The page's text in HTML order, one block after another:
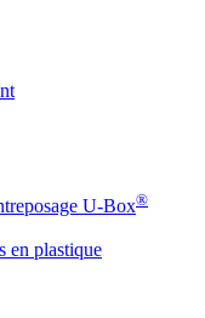
U-Box®
en plastique